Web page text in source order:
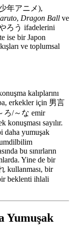
年アニメ),
, Dragon Ball ve
ろう ifadelerini
ise bir Japon
ve toplumsal
kalıplarını
erkekler için 男言
ろ/～な emir
sayılır.
daha yumuşak
bu sınırların
Yine de bir
kullanması, bir
beklenti ihlali
Yumuşak